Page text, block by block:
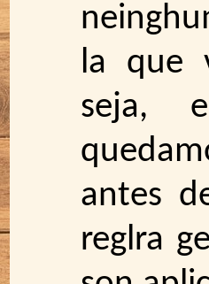
la que
seja,
antes
reglra